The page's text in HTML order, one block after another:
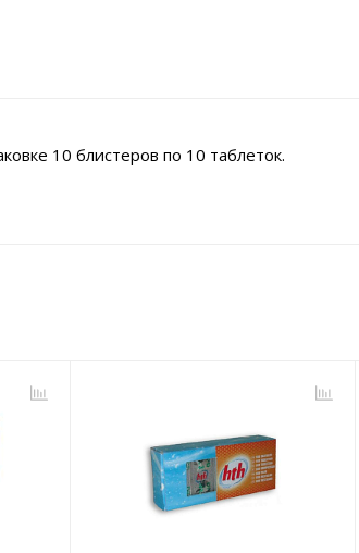
10 блистеров по 10 таблеток.